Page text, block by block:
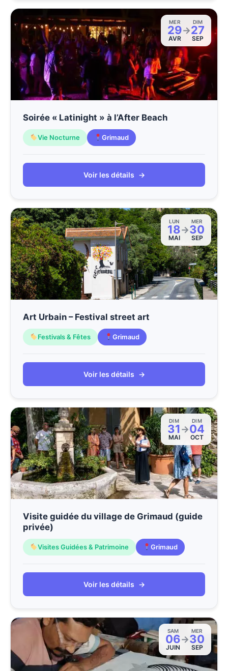
MER
29
AVR
→
DIM
27
SEP
Soirée « Latinight » à l’After Beach
Vie Nocturne Grimaud
Voir les détails →
LUN
18
MAI
→
MER
30
SEP
Art Urbain – Festival street art
Festivals & Fêtes Grimaud
Voir les détails →
DIM
31
MAI
→
DIM
04
OCT
Visite guidée du village de Grimaud (guide
privée)
Visites Guidées & Patrimoine Grimaud
Voir les détails →
SAM
06
JUIN
→
MER
30
SEP